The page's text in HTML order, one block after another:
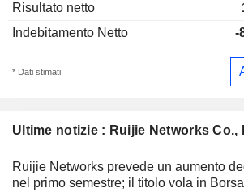
Ultime notizie : Ruijie Networks Co.,
Ruijie Networks prevede un aumento
nel primo semestre; il titolo vola in Borsa
Risultato netto
Indebitamento Netto
-
* Dati stimati